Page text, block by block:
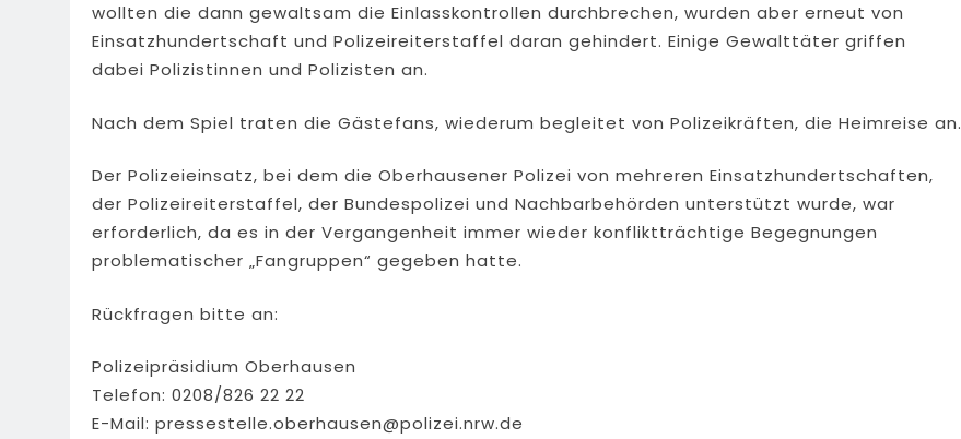
wollten die dann gewaltsam die Einlasskontrollen durchbrechen, wurden aber erneut von
Einsatzhundertschaft und Polizeireiterstaffel daran gehindert. Einige Gewalttäter griffen
dabei Polizistinnen und Polizisten an.
Nach dem Spiel traten die Gästefans, wiederum begleitet von Polizeikräften, die Heimreise an.
Der Polizeieinsatz, bei dem die Oberhausener Polizei von mehreren Einsatzhundertschaften,
der Polizeireiterstaffel, der Bundespolizei und Nachbarbehörden unterstützt wurde, war
erforderlich, da es in der Vergangenheit immer wieder konfliktträchtige Begegnungen
problematischer „Fangruppen“ gegeben hatte.
Rückfragen bitte an:
Polizeipräsidium Oberhausen
Telefon: 0208/826 22 22
E-Mail: pressestelle.oberhausen@polizei.nrw.de